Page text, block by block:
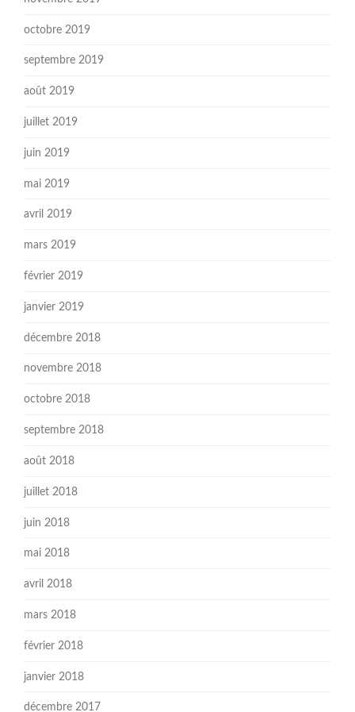
octobre 2019
septembre 2019
août 2019
juillet 2019
juin 2019
mai 2019
avril 2019
mars 2019
février 2019
janvier 2019
décembre 2018
novembre 2018
octobre 2018
septembre 2018
août 2018
juillet 2018
juin 2018
mai 2018
avril 2018
mars 2018
février 2018
janvier 2018
décembre 2017